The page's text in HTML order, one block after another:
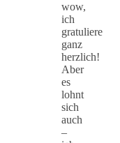
wow,
ich
gratuliere
ganz
herzlich!
Aber
es
lohnt
sich
auch
–